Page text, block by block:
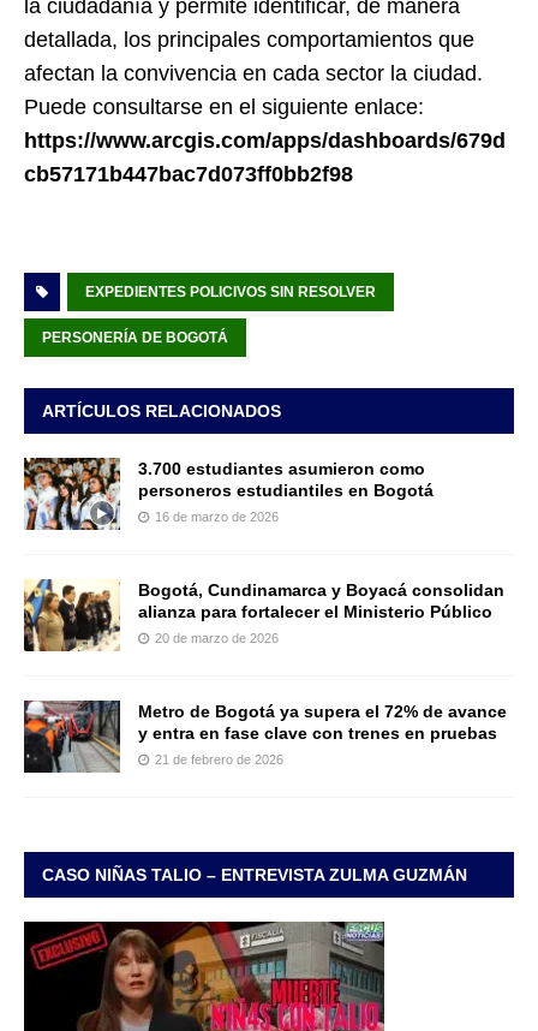
la ciudadanía y permite identificar, de manera
detallada, los principales comportamientos que
afectan la convivencia en cada sector la ciudad.
Puede consultarse en el siguiente enlace:
https://www.arcgis.com/apps/dashboards/679d
cb57171b447bac7d073ff0bb2f98
EXPEDIENTES POLICIVOS SIN RESOLVER
PERSONERÍA DE BOGOTÁ
ARTÍCULOS RELACIONADOS
3.700 estudiantes asumieron como
personeros estudiantiles en Bogotá
16 de marzo de 2026
Bogotá, Cundinamarca y Boyacá consolidan
alianza para fortalecer el Ministerio Público
20 de marzo de 2026
Metro de Bogotá ya supera el 72% de avance
y entra en fase clave con trenes en pruebas
21 de febrero de 2026
CASO NIÑAS TALIO – ENTREVISTA ZULMA GUZMÁN